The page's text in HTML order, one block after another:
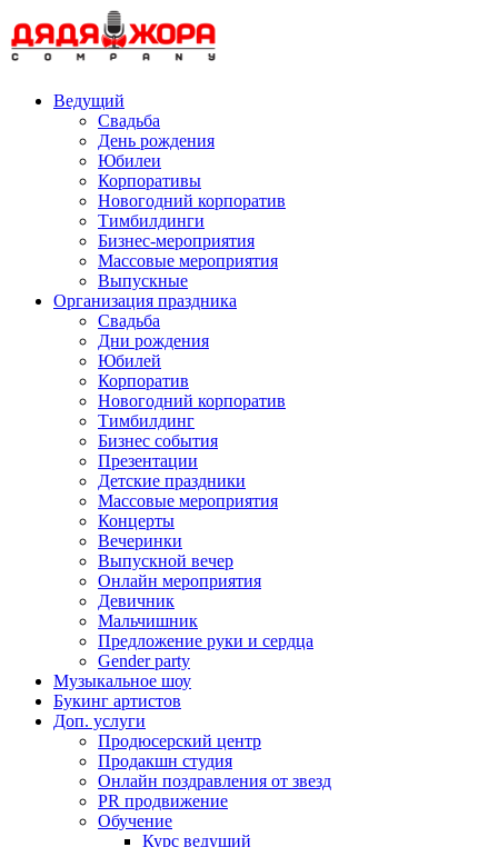
to
content
Ведущий
Свадьба
День рождения
Юбилеи
Корпоративы
Новогодний корпоратив
Тимбилдинги
Бизнес-мероприятия
Массовые мероприятия
Выпускные
Организация праздника
Свадьба
Дни рождения
Юбилей
Корпоратив
Новогодний корпоратив
Тимбилдинг
Бизнес события
Презентации
Детские праздники
Массовые мероприятия
Концерты
Вечеринки
Выпускной вечер
Онлайн мероприятия
Девичник
Мальчишник
Предложение руки и сердца
Gender party
Музыкальное шоу
Букинг артистов
Доп. услуги
Продюсерский центр
Продакшн студия
Онлайн поздравления от звезд
PR продвижение
Обучение
Курс ведущий